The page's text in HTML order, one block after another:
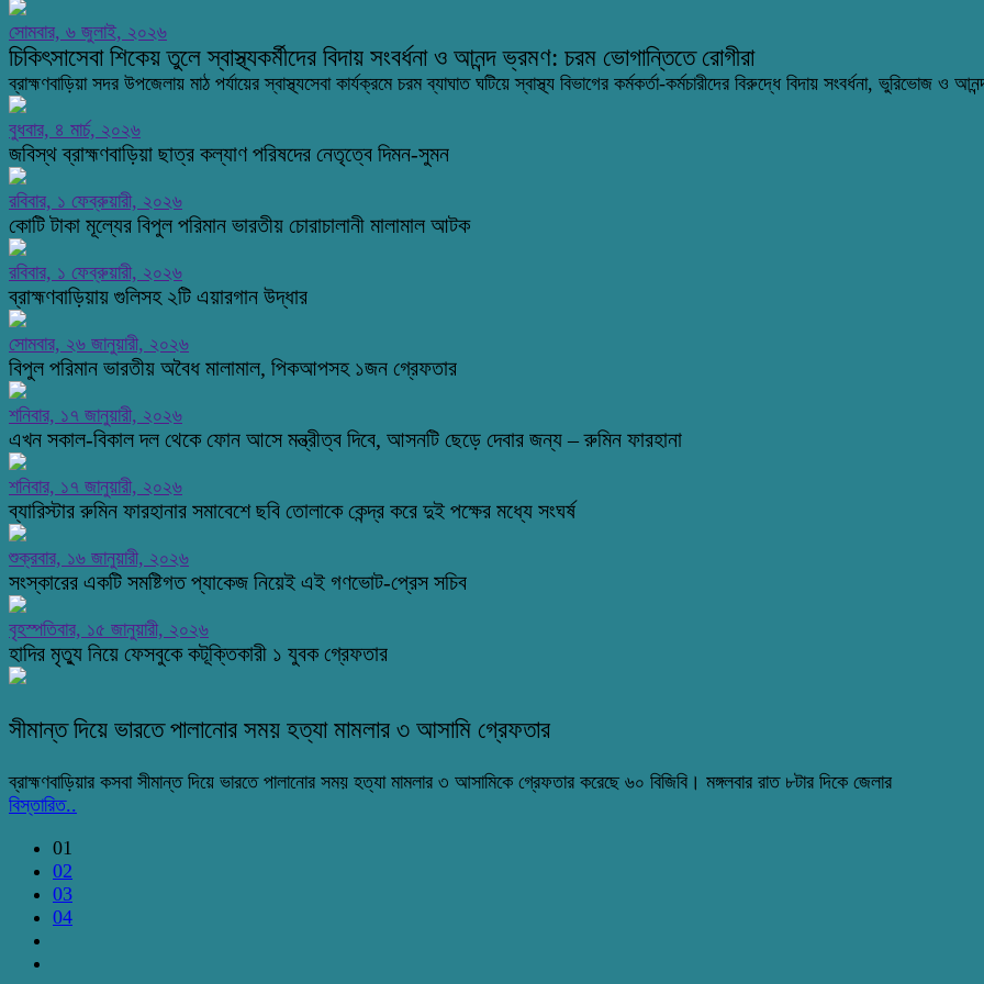
সোমবার, ৬ জুলাই, ২০২৬
চিকিৎসাসেবা শিকেয় তুলে স্বাস্থ্যকর্মীদের বিদায় সংবর্ধনা ও আনন্দ ভ্রমণ: চরম ভোগান্তিতে রোগীরা
ব্রাহ্মণবাড়িয়া সদর উপজেলায় মাঠ পর্যায়ের স্বাস্থ্যসেবা কার্যক্রমে চরম ব্যাঘাত ঘটিয়ে স্বাস্থ্য বিভাগের কর্মকর্তা-কর্মচারীদের বিরুদ্ধে বিদায় সংবর্ধনা, ভুরিভোজ ও
বুধবার, ৪ মার্চ, ২০২৬
জবিস্থ ব্রাহ্মণবাড়িয়া ছাত্র কল্যাণ পরিষদের নেতৃত্বে দিমন-সুমন
রবিবার, ১ ফেব্রুয়ারী, ২০২৬
কোটি টাকা মূল্যের বিপুল পরিমান ভারতীয় চোরাচালানী মালামাল আটক
রবিবার, ১ ফেব্রুয়ারী, ২০২৬
ব্রাহ্মণবাড়িয়ায় গুলিসহ ২টি এয়ারগান উদ্ধার
সোমবার, ২৬ জানুয়ারী, ২০২৬
বিপুল পরিমান ভারতীয় অবৈধ মালামাল, পিকআপসহ ১জন গ্রেফতার
শনিবার, ১৭ জানুয়ারী, ২০২৬
এখন সকাল-বিকাল দল থেকে ফোন আসে মন্ত্রীত্ব দিবে, আসনটি ছেড়ে দেবার জন্য – রুমিন ফারহানা
শনিবার, ১৭ জানুয়ারী, ২০২৬
ব্যারিস্টার রুমিন ফারহানার সমাবেশে ছবি তোলাকে কেন্দ্র করে দুই পক্ষের মধ্যে সংঘর্ষ
শুক্রবার, ১৬ জানুয়ারী, ২০২৬
সংস্কারের একটি সমষ্টিগত প্যাকেজ নিয়েই এই গণভোট-প্রেস সচিব
বৃহস্পতিবার, ১৫ জানুয়ারী, ২০২৬
হাদির মৃত্যু নিয়ে ফেসবুকে কটূক্তিকারী ১ যুবক গ্রেফতার
সীমান্ত দিয়ে ভারতে পালানোর সময় হত্যা মামলার ৩ আসামি গ্রেফতার
ব্রাহ্মণবাড়িয়ার কসবা সীমান্ত দিয়ে ভারতে পালানোর সময় হত্যা মামলার ৩ আসামিকে গ্রেফতার করেছে ৬০ বিজিবি। মঙ্গলবার রাত ৮টার দিকে জেলার
বিস্তারিত..
01
02
03
04